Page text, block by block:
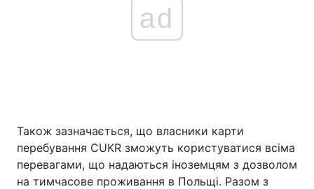
ad
Також зазначається, що власники карти
перебування CUKR зможуть користуватися всіма
перевагами, що надаються іноземцям з дозволом
на тимчасове проживання в Польщі. Разом з